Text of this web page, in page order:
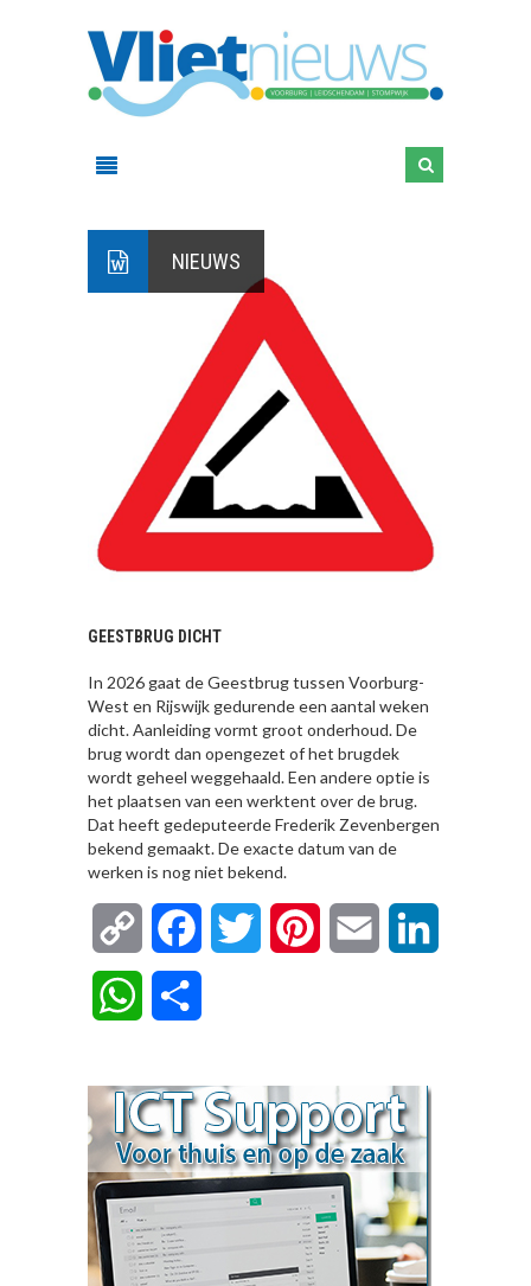
NIEUWS
GEESTBRUG DICHT
In 2026 gaat de Geestbrug tussen Voorburg-
West en Rijswijk gedurende een aantal weken
dicht. Aanleiding vormt groot onderhoud. De
brug wordt dan opengezet of het brugdek
wordt geheel weggehaald. Een andere optie is
het plaatsen van een werktent over de brug.
Dat heeft gedeputeerde Frederik Zevenbergen
bekend gemaakt. De exacte datum van de
werken is nog niet bekend.
Copy
Link
FacebookTwitter Pinterest Email
WhatsApp